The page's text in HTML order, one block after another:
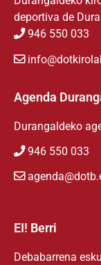
deportiva de
946 550 033
Agenda
Durangaldeko
946 550 033
EI! Berri
Debabarrena